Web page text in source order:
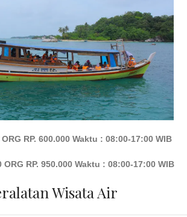
RP. 600.000 Waktu : 08:00-17:00 WIB
ORG RP. 950.000 Waktu : 08:00-17:00 WIB
Wisata Air